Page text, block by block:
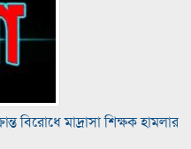
বিরোধে মাদ্রাসা শিক্ষক হামলার